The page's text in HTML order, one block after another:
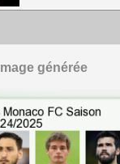
Image générée